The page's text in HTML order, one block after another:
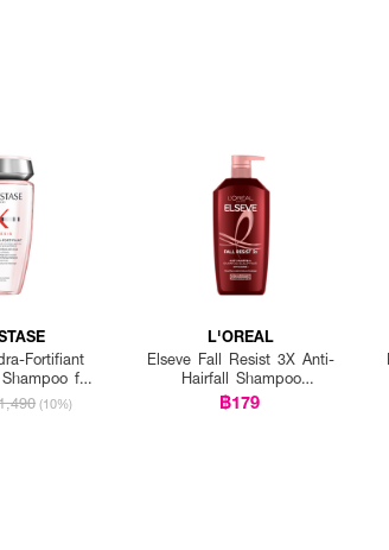
Fortifiant
for
(10%)
L'OREAL
Elseve Fall Resist 3X Anti-
Hairfall Shampoo
Scalp+Hair
฿179